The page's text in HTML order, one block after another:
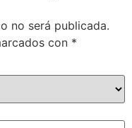
no será publicada.
con *